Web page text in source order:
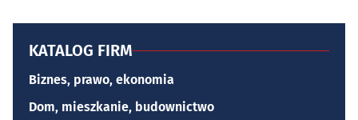
KATALOG FIRM
Biznes, prawo, ekonomia
Dom, mieszkanie, budownictwo